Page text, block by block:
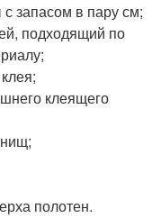
запасом в пару см;
подходящий по
клеящего
полотен.